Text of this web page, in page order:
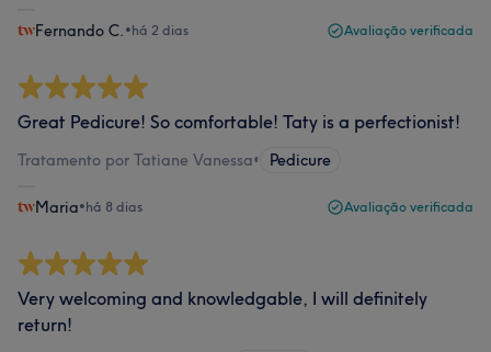
Fernando C. •há 2 dias Avaliação verificada
Great Pedicure! So comfortable! Taty is a perfectionist!
Tratamento por Tatiane Vanessa• Pedicure
Maria•há 8 dias Avaliação verificada
Very welcoming and knowledgable, I will definitely
return!